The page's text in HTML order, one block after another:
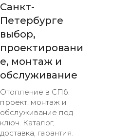
Санкт-
Петербурге
выбор,
проектировани
е, монтаж и
обслуживание
Отопление в СПб:
проект, монтаж и
обслуживание под
ключ. Каталог,
доставка, гарантия.